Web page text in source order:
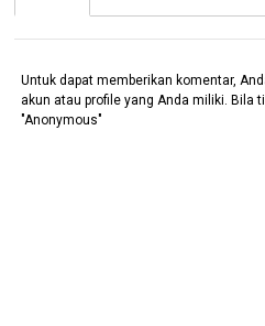
Untuk dapat memberikan komentar,
akun atau profile yang Anda miliki. Bila
"Anonymous"